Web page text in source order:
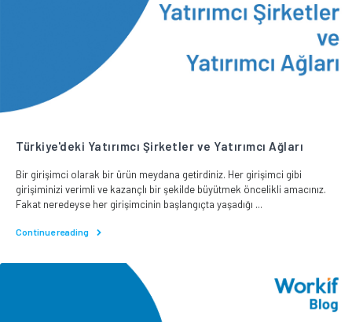
Türkiye'deki Yatırımcı Şirketler ve Yatırımcı Ağları
Bir girişimci olarak bir ürün meydana getirdiniz. Her girişimci gibi
girişiminizi verimli ve kazançlı bir şekilde büyütmek öncelikli amacınız.
Fakat neredeyse her girişimcinin başlangıçta yaşadığı ...
Continue reading